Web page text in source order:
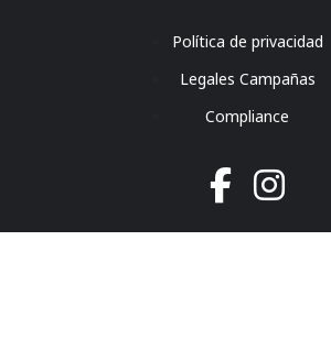
Política de privacidad
Legales Campañas
Compliance